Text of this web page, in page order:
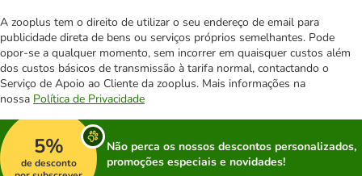
A zooplus tem o direito de utilizar o seu endereço de email para
publicidade direta de bens ou serviços próprios semelhantes. Pode
opor-se a qualquer momento, sem incorrer em quaisquer custos além
dos custos básicos de transmissão à tarifa normal, contactando o
Serviço de Apoio ao Cliente da zooplus. Mais informações na
nossa Política de Privacidade
5%
de desconto
Não perca os nossos descontos personalizados,
promoções especiais e novidades!